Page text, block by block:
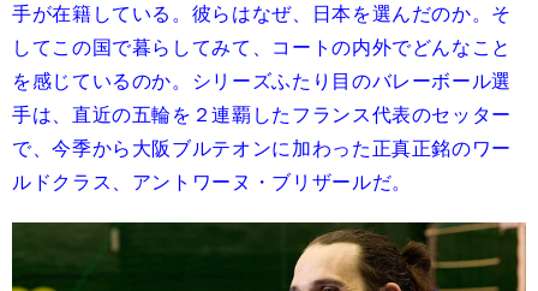
手が在籍している。彼らはなぜ、日本を選んだのか。そ
してこの国で暮らしてみて、コートの内外でどんなこと
を感じているのか。シリーズふたり目のバレーボール選
手は、直近の五輪を２連覇したフランス代表のセッター
で、今季から大阪ブルテオンに加わった正真正銘のワー
ルドクラス、アントワーヌ・ブリザールだ。